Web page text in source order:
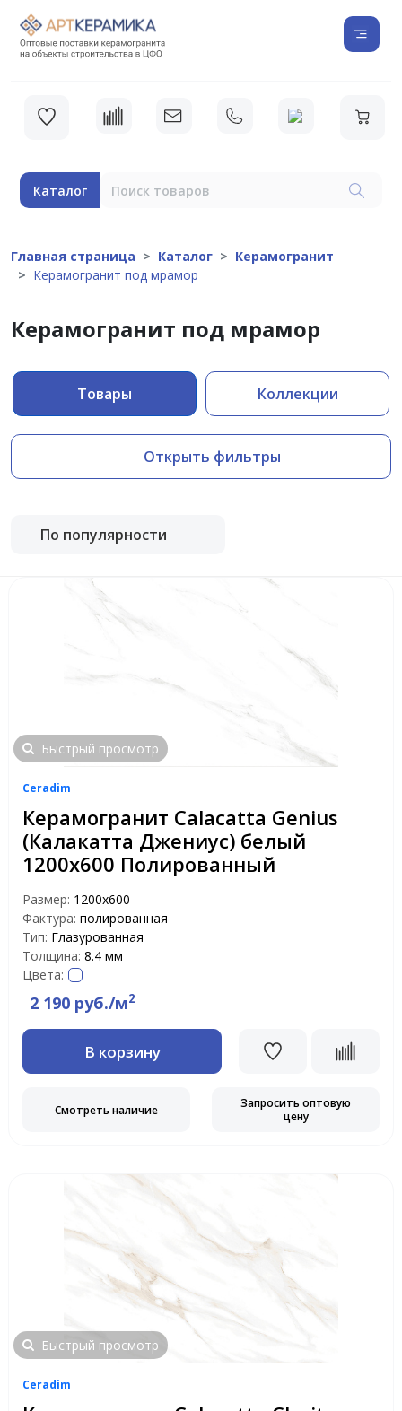
Каталог
Главная страница Каталог
Керамогранит
Керамогранит под мрамор
Керамогранит под мрамор
Товары Коллекции
Открыть фильтры
По популярности
Быстрый просмотр
Ceradim
Керамогранит Calacatta Genius
(Калакатта Джениус) белый
1200х600 Полированный
Размер: 1200x600
Фактура: полированная
Тип: Глазурованная
Толщина: 8.4 мм
Цвета:
2 190 руб./м2
В корзину
Смотреть наличие
Запросить оптовую
цену
Быстрый просмотр
Ceradim